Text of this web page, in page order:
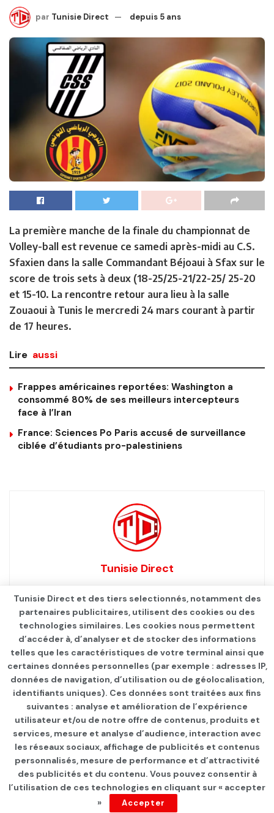
par Tunisie Direct depuis 5 ans
La première manche de la finale du championnat de
Volley-ball est revenue ce samedi après-midi au C.S.
Sfaxien dans la salle Commandant Béjoaui à Sfax sur le
score de trois sets à deux (18-25/25-21/22-25/ 25-20
et 15-10. La rencontre retour aura lieu à la salle
Zouaoui à Tunis le mercredi 24 mars courant à partir
de 17 heures.
Lire aussi
Frappes américaines reportées: Washington a
consommé 80% de ses meilleurs intercepteurs
face à l’Iran
France: Sciences Po Paris accusé de surveillance
ciblée d’étudiants pro-palestiniens
Tunisie Direct
Qui sommes-nous ? Advertise Contact S’identifier
© 2021TUNISIE DIRECT.
Tunisie Direct et des tiers selectionnés, notamment des
partenaires publicitaires, utilisent des cookies ou des
technologies similaires. Les cookies nous permettent
d’accéder à, d’analyser et de stocker des informations
telles que les caractéristiques de votre terminal ainsi que
certaines données personnelles (par exemple : adresses IP,
données de navigation, d’utilisation ou de géolocalisation,
identifiants uniques). Ces données sont traitées aux fins
suivantes : analyse et amélioration de l’expérience
utilisateur et/ou de notre offre de contenus, produits et
services, mesure et analyse d’audience, interaction avec
les réseaux sociaux, affichage de publicités et contenus
personnalisés, mesure de performance et d’attractivité
des publicités et du contenu. Vous pouvez consentir à
l’utilisation de ces technologies en cliquant sur « accepter
»
Accepter